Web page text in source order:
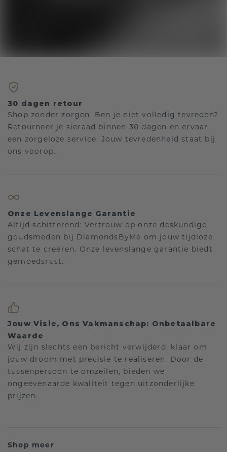
30 dagen retour
Shop zonder zorgen. Ben je niet volledig tevreden?
Retourneer je sieraad binnen 30 dagen en ervaar
een zorgeloze service. Jouw tevredenheid staat bij
ons voorop.
Onze Levenslange Garantie
Altijd schitterend: Vertrouw op onze deskundige
goudsmeden bij DiamondsByMe om jouw tijdloze
schat te creëren. Onze levenslange garantie biedt
gemoedsrust.
Jouw Visie, Ons Vakmanschap: Onbetaalbare
Waarde
Wij zijn slechts een bericht verwijderd, klaar om
jouw droom met precisie te realiseren. Door de
tussenpersoon te omzeilen, bieden we
ongeëvenaarde kwaliteit tegen uitzonderlijke
prijzen.
Shop meer